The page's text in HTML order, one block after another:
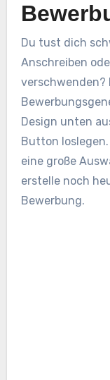
Du tust dich
Anschreiben
verschwenden?
Design unten
Button
eine große
erstelle noch
Bewerbung.